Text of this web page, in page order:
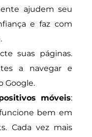
ajudem seu
e faz com
suas páginas.
a navegar e
Google.
móveis:
bem em
Cada vez mais